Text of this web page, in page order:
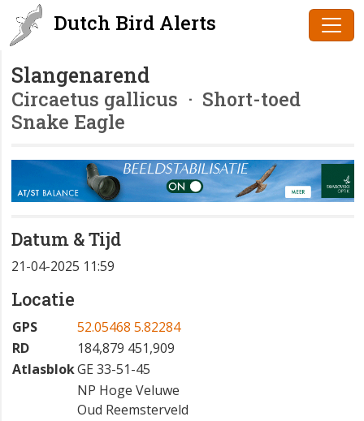
Dutch Bird Alerts
Slangenarend
Circaetus gallicus · Short-toed
Snake Eagle
Datum & Tijd
21-04-2025 11:59
Locatie
GPS
52.05468 5.82284
RD
184,879 451,909
AtlasblokGE 33-51-45
NP Hoge Veluwe
Oud Reemsterveld